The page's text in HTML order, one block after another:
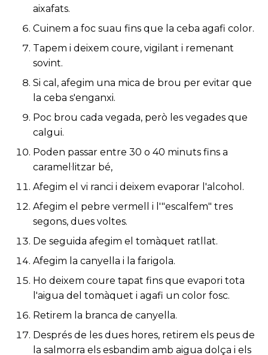
aixafats.
Cuinem a foc suau fins que la ceba agafi color.
Tapem i deixem coure, vigilant i remenant
sovint.
Si cal, afegim una mica de brou per evitar que
la ceba s'enganxi.
Poc brou cada vegada, però les vegades que
calgui.
Poden passar entre 30 o 40 minuts fins a
caramel·litzar bé,
Afegim el vi ranci i deixem evaporar l'alcohol.
Afegim el pebre vermell i l'"escalfem" tres
segons, dues voltes.
De seguida afegim el tomàquet ratllat.
Afegim la canyella i la farigola.
Ho deixem coure tapat fins que evapori tota
l'aigua del tomàquet i agafi un color fosc.
Retirem la branca de canyella.
Després de les dues hores, retirem els peus de
la salmorra els esbandim amb aigua dolça i els